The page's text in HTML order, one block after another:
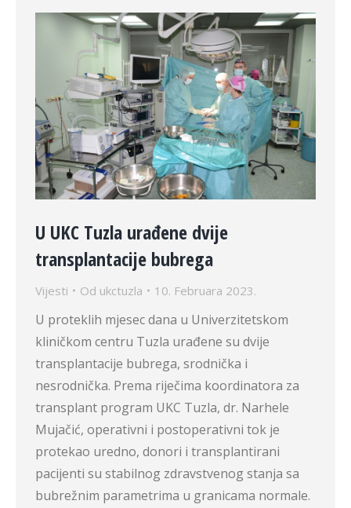
U UKC Tuzla urađene dvije
transplantacije bubrega
Vijesti Od ukctuzla 10. Februara 2023.
U proteklih mjesec dana u Univerzitetskom
kliničkom centru Tuzla urađene su dvije
transplantacije bubrega, srodnička i
nesrodnička. Prema riječima koordinatora za
transplant program UKC Tuzla, dr. Narhele
Mujačić, operativni i postoperativni tok je
protekao uredno, donori i transplantirani
pacijenti su stabilnog zdravstvenog stanja sa
bubrežnim parametrima u granicama normale.